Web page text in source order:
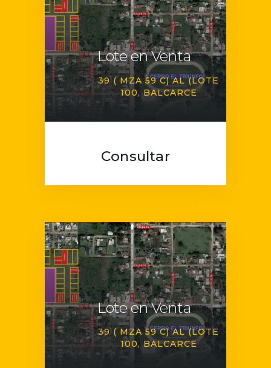
Lote en Venta
39 ( MZA 59 C) AL (LOTE
100
BALCARCE
Consultar
Lote en Venta
39 ( MZA 59 C) AL (LOTE
100
BALCARCE